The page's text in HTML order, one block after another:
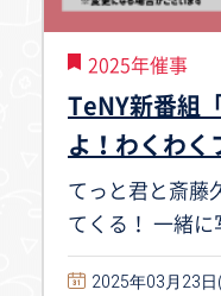
2025年催事
TeNY新番組
よ！わくわく
てっと君と斎藤
てくる！ 一緒
2025年03月23